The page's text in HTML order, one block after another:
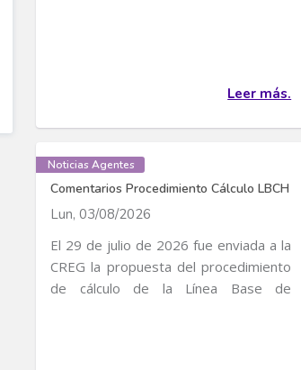
Leer más.
Noticias Agentes
Comentarios Procedimiento Cálculo LBCH
Lun, 03/08/2026
El 29 de julio de 2026 fue enviada a la
CREG la propuesta del procedimiento
de cálculo de la Línea Base de